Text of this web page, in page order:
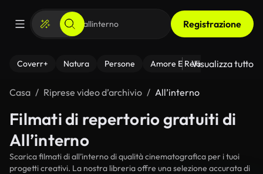
Registrazione
Coverr+ Natura Persone Amore E Relazioni Il
Visualizza tutto
Casa Riprese video d’archivio All’interno
Filmati di repertorio gratuiti di
All’interno
Scarica filmati di all’interno di qualità cinematografica per i tuoi
progetti creativi. La nostra libreria offre una selezione accurata di